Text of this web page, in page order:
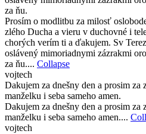
za ňu.
Prosím o modlitbu za milosť
zlého Ducha a vieru v duchovné i
chorých verím ti a ďakujem. Sv
oslávený mimoriadnymi zázrakmi
za ňu.... Collapse
vojtech
Dakujem za dnešny den a prosim za
manželku i seba sameho amen.
Dakujem za dnešny den a prosim za
manželku i seba sameho amen....
vojtech